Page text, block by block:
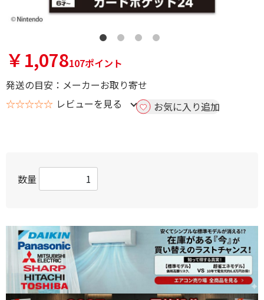
￥1,078107ポイント
発送の目安：メーカーお取り寄せ
☆☆☆☆☆ レビューを見る お気に入り追加
数量